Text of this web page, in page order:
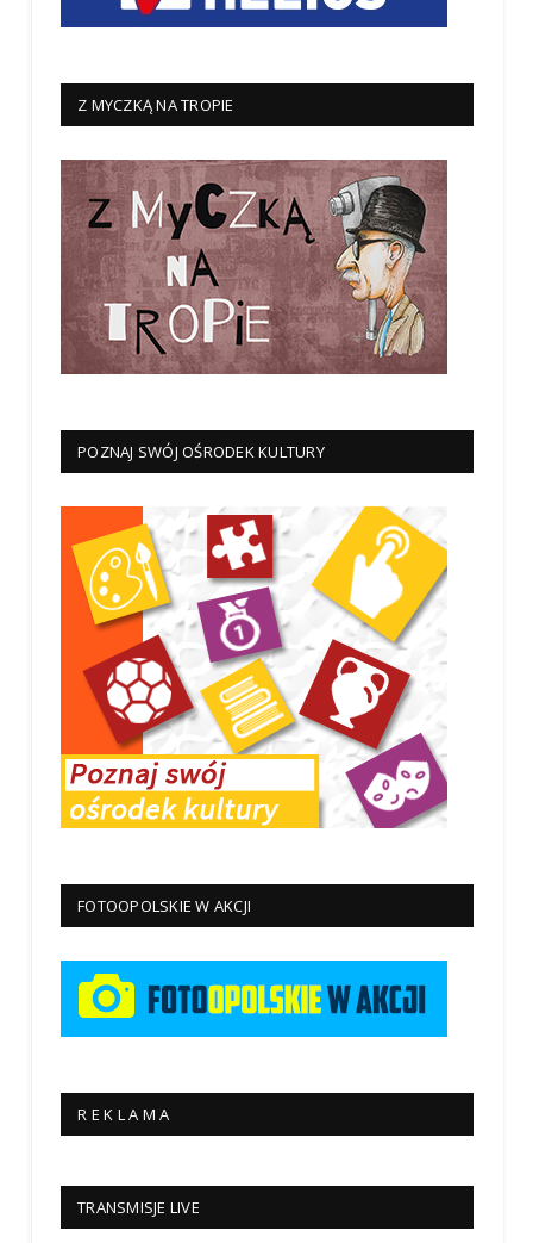
Z MYCZKĄ NA TROPIE
POZNAJ SWÓJ OŚRODEK KULTURY
FOTOOPOLSKIE W AKCJI
R E K L A M A
TRANSMISJE LIVE